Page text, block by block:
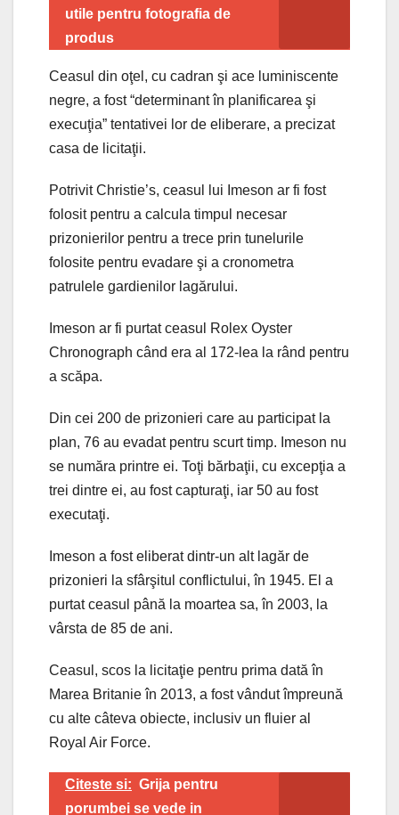
utile pentru fotografia de
produs
Ceasul din oţel, cu cadran şi ace luminiscente
negre, a fost “determinant în planificarea şi
execuţia” tentativei lor de eliberare, a precizat
casa de licitaţii.
Potrivit Christie’s, ceasul lui Imeson ar fi fost
folosit pentru a calcula timpul necesar
prizonierilor pentru a trece prin tunelurile
folosite pentru evadare şi a cronometra
patrulele gardienilor lagărului.
Imeson ar fi purtat ceasul Rolex Oyster
Chronograph când era al 172-lea la rând pentru
a scăpa.
Din cei 200 de prizonieri care au participat la
plan, 76 au evadat pentru scurt timp. Imeson nu
se număra printre ei. Toţi bărbaţii, cu excepţia a
trei dintre ei, au fost capturaţi, iar 50 au fost
executaţi.
Imeson a fost eliberat dintr-un alt lagăr de
prizonieri la sfârşitul conflictului, în 1945. El a
purtat ceasul până la moartea sa, în 2003, la
vârsta de 85 de ani.
Ceasul, scos la licitaţie pentru prima dată în
Marea Britanie în 2013, a fost vândut împreună
cu alte câteva obiecte, inclusiv un fluier al
Royal Air Force.
Citeste si: Grija pentru
porumbei se vede in